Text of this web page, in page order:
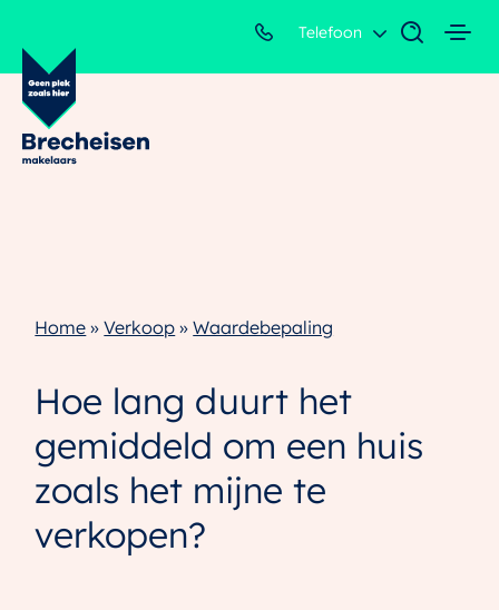
Telefoon
Home »Verkoop »Waardebepaling
Hoe lang duurt het
gemiddeld om een huis
zoals het mijne te
verkopen?